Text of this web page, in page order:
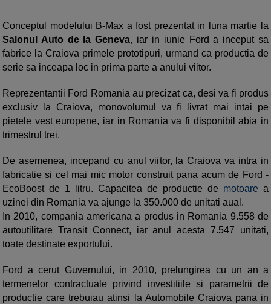
Conceptul modelului B-Max a fost prezentat in luna martie la
Salonul Auto de la Geneva, iar in iunie Ford a inceput sa
fabrice la Craiova primele prototipuri, urmand ca productia de
serie sa inceapa loc in prima parte a anului viitor.
Reprezentantii Ford Romania au precizat ca, desi va fi produs
exclusiv la Craiova, monovolumul va fi livrat mai intai pe
pietele vest europene, iar in Romania va fi disponibil abia in
trimestrul trei.
De asemenea, incepand cu anul viitor, la Craiova va intra in
fabricatie si cel mai mic motor construit pana acum de Ford -
EcoBoost de 1 litru. Capacitea de productie de motoare a
uzinei din Romania va ajunge la 350.000 de unitati aual.
In 2010, compania americana a produs in Romania 9.558 de
autoutilitare Transit Connect, iar anul acesta 7.547 unitati,
toate destinate exportului.
Ford a cerut Guvernului, in 2010, prelungirea cu un an a
termenelor contractuale privind investitiile si parametrii de
productie care trebuiau atinsi la Automobile Craiova pana in